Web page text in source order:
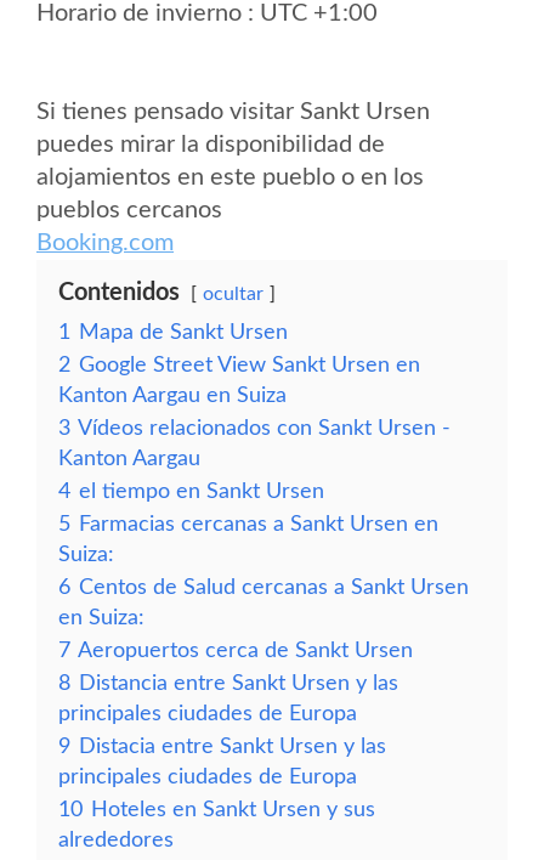
Horario de invierno : UTC +1:00
Si tienes pensado visitar Sankt Ursen
puedes mirar la disponibilidad de
alojamientos en este pueblo o en los
pueblos cercanos
Booking.com
Contenidos ocultar
1
Mapa de Sankt Ursen
2 Google Street View Sankt Ursen en
Kanton Aargau en Suiza
3 Vídeos relacionados con Sankt Ursen -
Kanton Aargau
4 el tiempo en Sankt Ursen
5 Farmacias cercanas a Sankt Ursen en
Suiza:
6 Centos de Salud cercanas a Sankt Ursen
en Suiza:
7 Aeropuertos cerca de Sankt Ursen
8 Distancia entre Sankt Ursen y las
principales ciudades de Europa
9 Distacia entre Sankt Ursen y las
principales ciudades de Europa
10 Hoteles en Sankt Ursen y sus
alrededores